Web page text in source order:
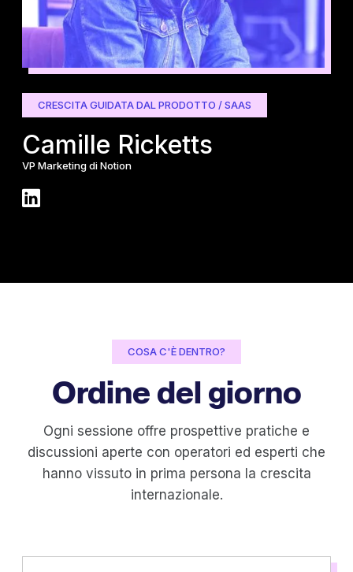
CRESCITA GUIDATA DAL PRODOTTO / SAAS
Camille Ricketts
VP Marketing di Notion
COSA C'È DENTRO?
Ordine del giorno
Ogni sessione offre prospettive pratiche e
discussioni aperte con operatori ed esperti che
hanno vissuto in prima persona la crescita
internazionale.